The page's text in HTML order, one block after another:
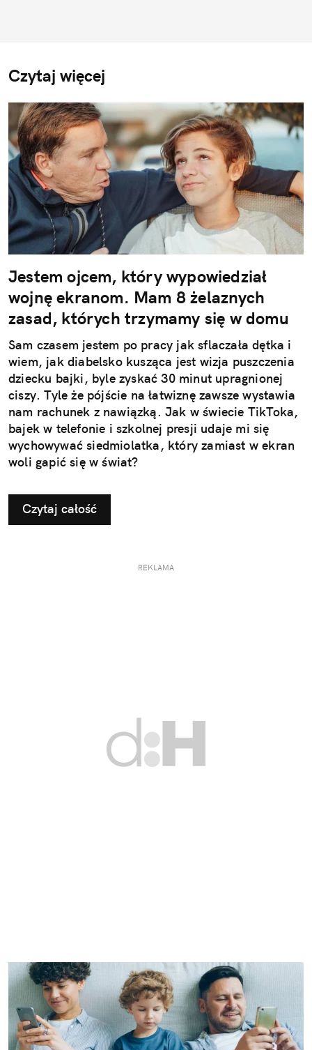
Czytaj więcej
Jestem ojcem, który wypowiedział
wojnę ekranom. Mam 8 żelaznych
zasad, których trzymamy się w domu
Sam czasem jestem po pracy jak sflaczała dętka i
wiem, jak diabelsko kusząca jest wizja puszczenia
dziecku bajki, byle zyskać 30 minut upragnionej
ciszy. Tyle że pójście na łatwiznę zawsze wystawia
nam rachunek z nawiązką. Jak w świecie TikToka,
bajek w telefonie i szkolnej presji udaje mi się
wychowywać siedmiolatka, który zamiast w ekran
woli gapić się w świat?
Czytaj całość
REKLAMA